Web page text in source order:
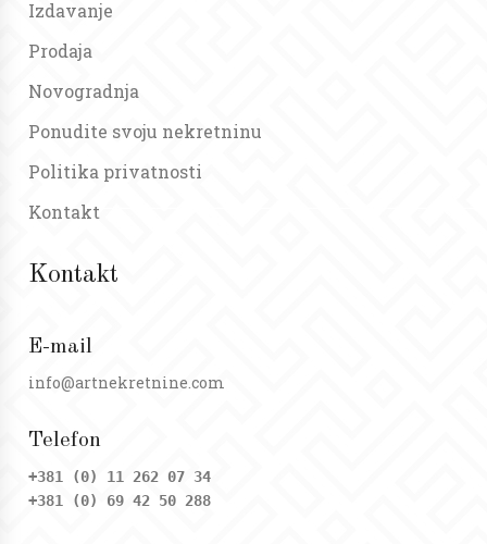
Izdavanje
Prodaja
Novogradnja
Ponudite svoju nekretninu
Politika privatnosti
Kontakt
Kontakt
E-mail
info@artnekretnine.com
Telefon
+381 (0) 11 262 07 34
+381 (0) 69 42 50 288